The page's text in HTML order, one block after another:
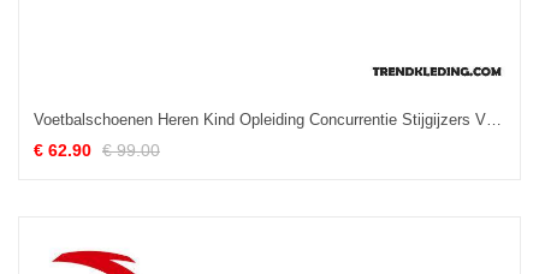
Voetbalschoenen Heren Kind Opleiding Concurrentie Stijgijzers Vrouwen Prairie Groen
€ 62.90 € 99.00